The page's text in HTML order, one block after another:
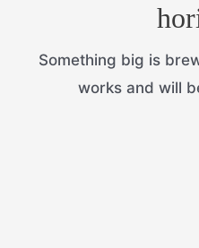
Something big is
works and will